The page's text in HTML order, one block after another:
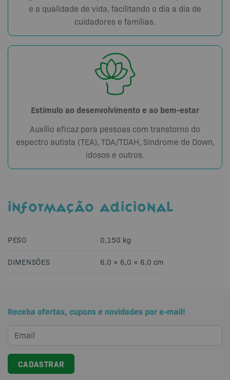
e a qualidade de vida, facilitando o dia a dia de
cuidadores e famílias.
Estímulo ao desenvolvimento e ao bem-estar
Auxílio eficaz para pessoas com transtorno do
espectro autista (TEA), TDA/TDAH, Síndrome de Down,
idosos e outros.
INFORMAÇÃO ADICIONAL
PESO 0,150 kg
DIMENSÕES 6,0 × 6,0 × 6,0 cm
Receba ofertas, cupons e novidades por e-mail!